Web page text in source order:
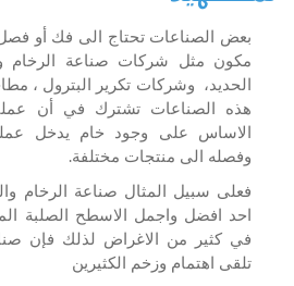
بعض الصناعات تحتاج الى فك أو
مكون مثل شركات صناعة الرخام
الحديد، وشركات تكرير البترول ،
هذه الصناعات تشترك في أن
الاساس على وجود خام يدخل
وفصله الى منتجات مختلفة.
فعلى سبيل المثال صناعة الرخام
احد افضل واجمل الاسطح الصلبة
في كثير من الاغراض لذلك فإن
تلقى اهتمام وزخم الكثيرين